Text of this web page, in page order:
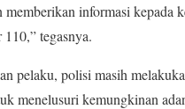
informasi kepada
tegasnya.
pelaku, polisi masih
menelusuri kemungkinan